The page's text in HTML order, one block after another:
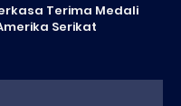
Terima Medali
Serikat